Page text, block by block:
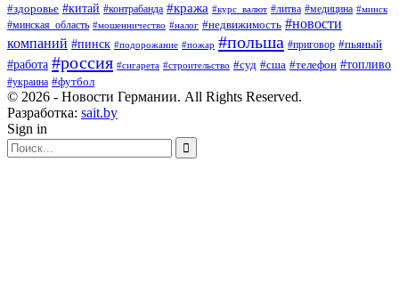
#здоровье #китай #контрабанда #кража #курс_валют #литва #медицина #минск
#минская_область #мошенничество #налог #недвижимость #новости
компаний #пинск #подорожание #пожар #польша #приговор #пьяный
#работа #россия #сигарета #строительство #суд #сша #телефон #топливо
#украина #футбол
© 2026 - Новости Германии. All Rights Reserved.
Разработка: sait.by
Sign in